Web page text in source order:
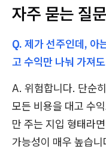
자주 묻는 질문
Q. 제가 선주인데, 아
고 수익만 나눠 가져
A. 위험합니다. 단순
모든 비용을 대고 수
만 주는 지입 형태라
가능성이 매우 높습니